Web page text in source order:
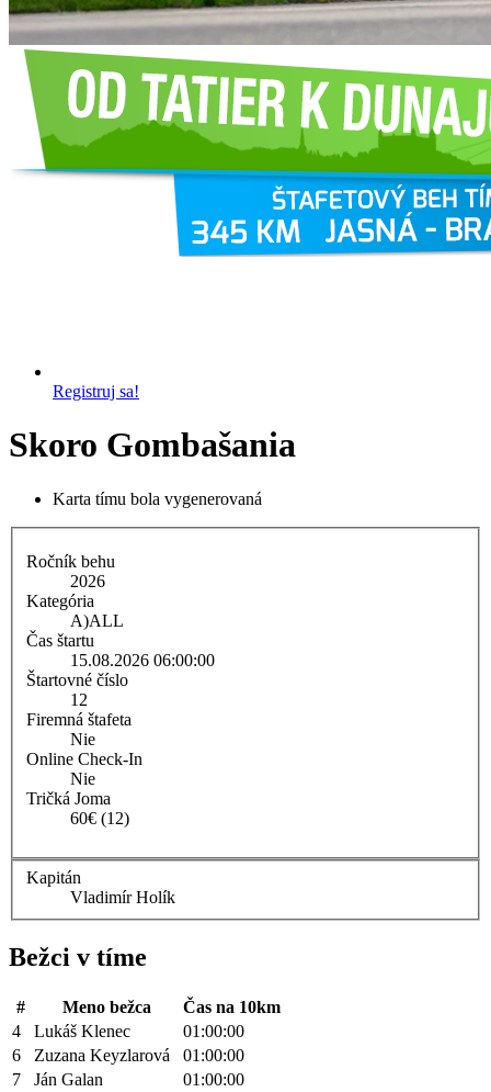
Registruj sa!
Skoro Gombašania
Karta tímu bola vygenerovaná
Ročník behu
2026
Kategória
A)ALL
Čas štartu
15.08.2026 06:00:00
Štartovné číslo
12
Firemná štafeta
Nie
Online Check-In
Nie
Tričká Joma
60€ (12)
Kapitán
Vladimír Holík
Bežci v tíme
# Meno bežca
Čas na 10km
4
Lukáš Klenec
01:00:00
6
Zuzana Keyzlarová
01:00:00
7
Ján Galan
01:00:00